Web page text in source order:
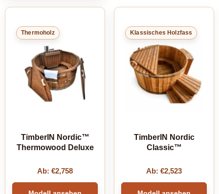
Thermoholz
TimberIN Nordic™
Thermowood Deluxe
Ab: €2,758
Klassisches Holzfass
TimberIN Nordic
Classic™
Ab: €2,523